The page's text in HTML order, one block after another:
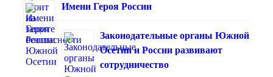
Имени Героя России
Законодательные органы Южной
Осетии и России развивают
сотрудничество